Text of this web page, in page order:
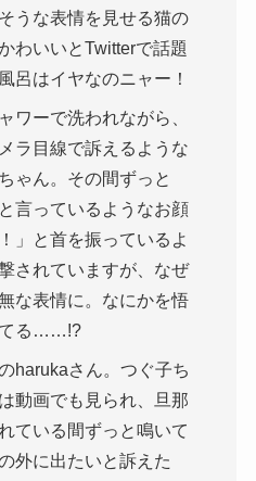
うな表情を見せる猫の
わいいとTwitterで話題
呂はイヤなのニャー！
ワーで洗われながら、
ラ目線で訴えるような
ゃん。その間ずっと
言っているようなお顔
」と首を振っているよ
されていますが、なぜ
な表情に。なにかを悟
てる……!?
harukaさん。つぐ子ち
動画でも見られ、旦那
ている間ずっと鳴いて
外に出たいと訴えた